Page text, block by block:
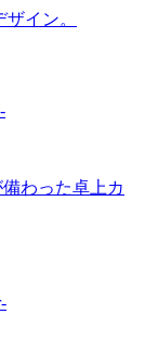
イン。
わった卓上カ